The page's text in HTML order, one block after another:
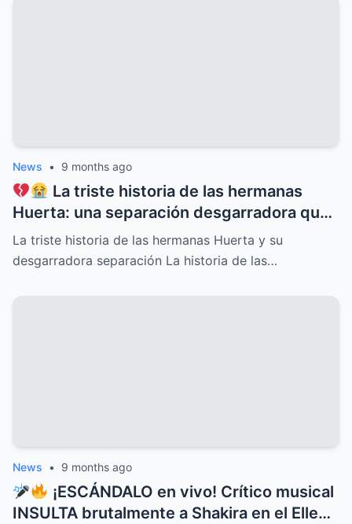
News • 9 months ago
La triste historia de las hermanas
Huerta: una separación desgarradora que
nadie vio venir, conflictos familiares
ocultos, secretos dolorosos y un drama
La triste historia de las hermanas Huerta y su
desgarradora separación La historia de las…
News • 9 months ago
¡ESCÁNDALO en vivo! Crítico musical
INSULTA brutalmente a Shakira en el Ellen